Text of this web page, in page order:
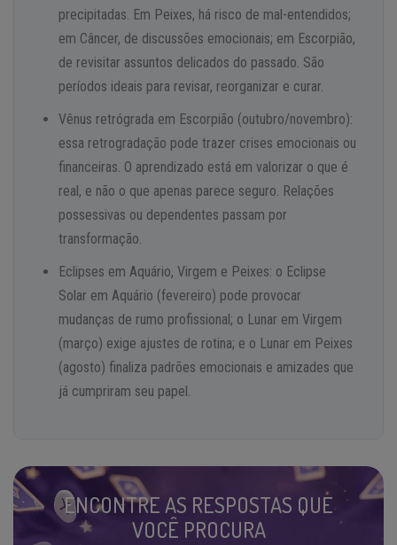
precipitadas. Em Peixes, há risco de mal-entendidos;
em Câncer, de discussões emocionais; em Escorpião,
de revisitar assuntos delicados do passado. São
períodos ideais para revisar, reorganizar e curar.
Vênus retrógrada em Escorpião (outubro/novembro):
essa retrogradação pode trazer crises emocionais ou
financeiras. O aprendizado está em valorizar o que é
real, e não o que apenas parece seguro. Relações
possessivas ou dependentes passam por
transformação.
Eclipses em Aquário, Virgem e Peixes: o Eclipse
Solar em Aquário (fevereiro) pode provocar
mudanças de rumo profissional; o Lunar em Virgem
(março) exige ajustes de rotina; e o Lunar em Peixes
(agosto) finaliza padrões emocionais e amizades que
já cumpriram seu papel.
ENCONTRE AS RESPOSTAS QUE
VOCÊ PROCURA